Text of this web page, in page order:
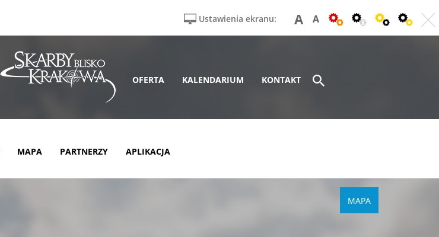
Ustawienia ekranu: A A
OFERTA KALENDARIUM KONTAKT
MAPA PARTNERZY APLIKACJA
MAPA